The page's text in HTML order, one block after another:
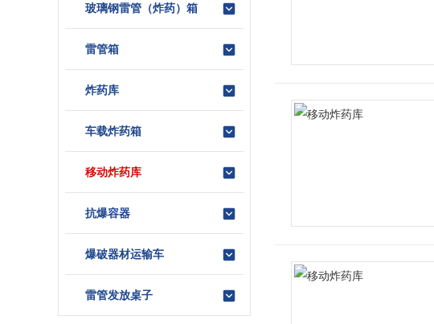
玻璃钢雷管（炸药）箱
雷管箱
炸药库
车载炸药箱
移动炸药库
抗爆容器
爆破器材运输车
雷管发放桌子